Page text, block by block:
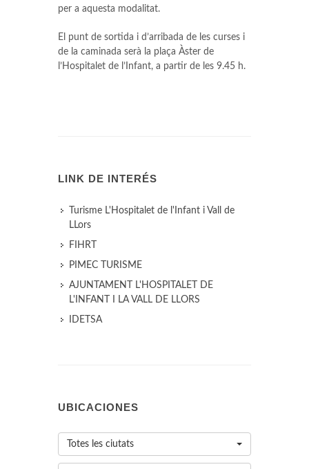
per a aquesta modalitat.
El punt de sortida i d’arribada de les curses i
de la caminada serà la plaça Àster de
l’Hospitalet de l’Infant, a partir de les 9.45 h.
LINK DE INTERÉS
Turisme L'Hospitalet de l'Infant i Vall de
LLors
FIHRT
PIMEC TURISME
AJUNTAMENT L'HOSPITALET DE
L'INFANT I LA VALL DE LLORS
IDETSA
UBICACIONES
Totes les ciutats